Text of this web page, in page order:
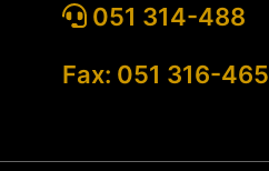
051 314-488
Fax: 051 316-465